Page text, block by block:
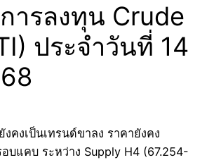
ารลงทุน Crude
ประจำวันที่ 14
งคงเป็นเทรนด์ขาลง ราคายังคง
บแคบ ระหว่าง Supply H4 (67.254-